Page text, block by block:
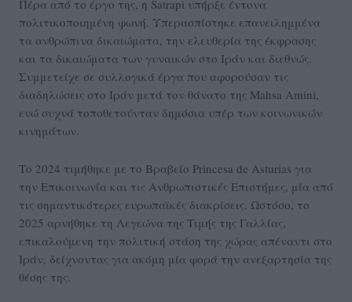
Πέρα από το έργο της, η Satrapi υπήρξε έντονα
πολιτικοποιημένη φωνή. Υπερασπίστηκε επανειλημμένα
τα ανθρώπινα δικαιώματα, την ελευθερία της έκφρασης
και τα δικαιώματα των γυναικών στο Ιράν και διεθνώς.
Συμμετείχε σε συλλογικά έργα που αφορούσαν τις
διαδηλώσεις στο Ιράν μετά τον θάνατο της Mahsa Amini,
ενώ συχνά τοποθετούνταν δημόσια υπέρ των κοινωνικών
κινημάτων.
Το 2024 τιμήθηκε με το Βραβείο Princesa de Asturias για
την Επικοινωνία και τις Ανθρωπιστικές Επιστήμες, μία από
τις σημαντικότερες ευρωπαϊκές διακρίσεις. Ωστόσο, το
2025 αρνήθηκε τη Λεγεώνα της Τιμής της Γαλλίας,
επικαλούμενη την πολιτική στάση της χώρας απέναντι στο
Ιράν, δείχνοντας για ακόμη μία φορά την ανεξαρτησία της
θέσης της.